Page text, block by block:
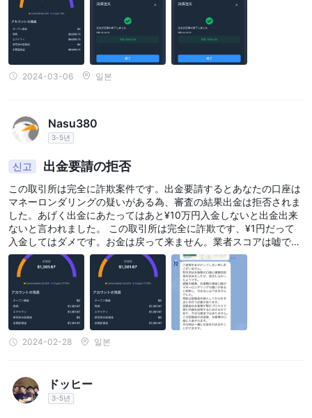
2024-03-06 일본
Nasu380
3-5년
신고 出金要請の拒否
この取引所は完全に詐欺案件です。出金要請するとあなたの口座は
マネーロンダリングの疑いがある為、審査の結果出金は拒否されま
した。あげく出金にあたってはあと¥10万円入金しないと出金出来
ないと言われました。 この取引所は完全に詐欺です、¥1円だって
入金してはダメです。お金は戻って来ません。業者スコアは嘘で
す。
2024-02-28 일본
ドッヒー
3-5년